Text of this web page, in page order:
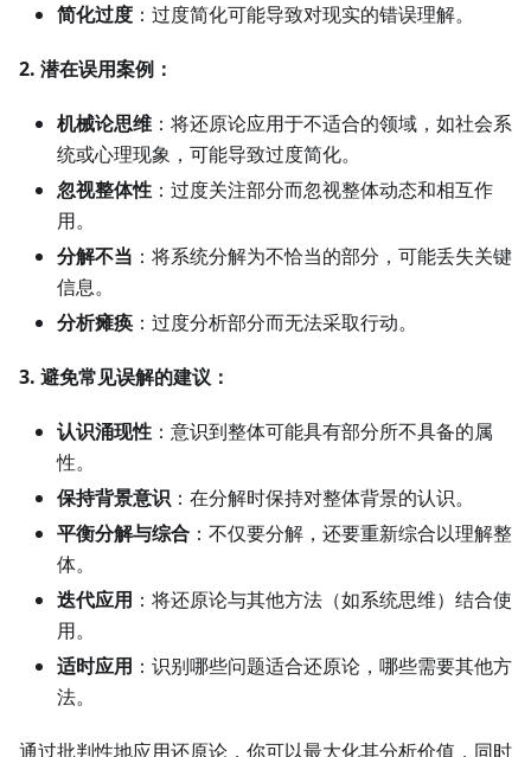
简化过度 ：过度简化可能导致对现实的错误理解。
2. 潜在误用案例：
机械论思维 ：将还原论应用于不适合的领域，如社会系
统或心理现象，可能导致过度简化。
忽视整体性 ：过度关注部分而忽视整体动态和相互作
用。
分解不当 ：将系统分解为不恰当的部分，可能丢失关键
信息。
分析瘫痪 ：过度分析部分而无法采取行动。
3. 避免常见误解的建议：
认识涌现性 ：意识到整体可能具有部分所不具备的属
性。
保持背景意识 ：在分解时保持对整体背景的认识。
平衡分解与综合 ：不仅要分解，还要重新综合以理解整
体。
迭代应用 ：将还原论与其他方法（如系统思维）结合使
用。
适时应用 ：识别哪些问题适合还原论，哪些需要其他方
法。
通过批判性地应用还原论，你可以最大化其分析价值，同时